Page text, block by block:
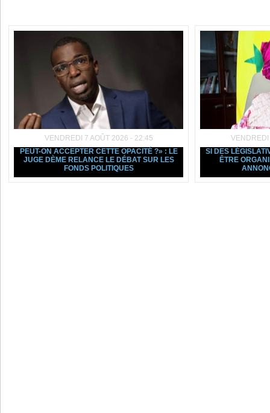
VENDREDI 7 AOÛT 2026 - 22:45
PEUT-ON ACCEPTER CETTE OPACITÉ ?» : LE
JUGE DÈME RELANCE LE DÉBAT SUR LES
FONDS POLITIQUES
SI DES
ÊTRE